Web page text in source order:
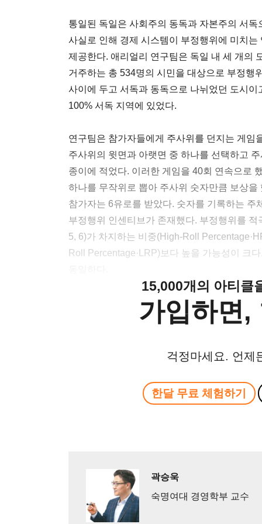
통일된 독일은 사회주의 동독과 자본주의 서
사실로 인해 경제 시스템이 부정행위에 미치
제공한다. 애리얼리 연구팀은 독일 내 세 개의
거주하는 총 534명의 시민을 대상으로 부정행
사이에 두고 서독과 동독으로 나뉘었던 도시
100% 서독 지역에 있었다.
연구팀은 참가자들에게 주사위를 던지는 게임
주사위의 윗면과 아랫면 중 하나를 선택하고
종이에 적었다. 이러한 게임을 40회 연속으로
하나를 무작위로 뽑아 주사위 숫자만큼 보상
참가자는 6유로를 받았다. 숫자를 기록하는
부정행위 인센티브가 존재했다. 부정행위를
5, 6)가 차지하는 비중(High-Roll
Roll Percentage·LRP)보다 높을 가능성이 크
15,000개의 아티클
가입하면,
걱정마세요. 언제
한달 무료 체험하기
곽승욱
숙명여대 경영학부 교수